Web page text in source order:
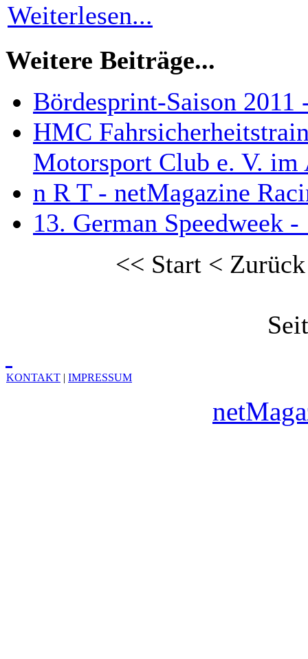
Weiterlesen...
Weitere Beiträge...
Bördesprint-Saison 2011
HMC
Motorsport Club e. V.
n R T - netMagazine
13. German Speedweek
<< Start< Zurück
KONTAKT | IMPRESSUM